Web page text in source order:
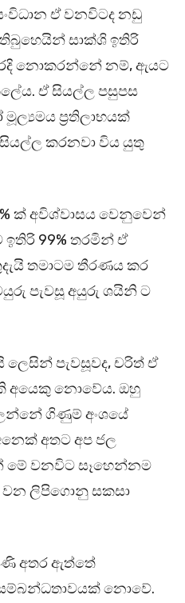
ඒ වනවිටද නඩු
තිබුහෙයින් සාක්ශි ඉතිරි
නොකරන්නේ නම්, ඇයට
ඒ සියල්ල පසුපස
ප්‍රතිලාභයක්
කරනවා විය යුතු
ක් අවිශ්වාසය වෙනුවෙන්
99% තරමින් ඒ
තමාටම තීරණය කර
පැවසූ අයුරු ශයිනි ට
පැවසූවද, චරිත් ඒ
අයෙකු නොවේය. ඔහු
ගිණුම් අංශයේ
අතට අප ජල
වනවිට සෑහෙන්නම
වන ලිපිගොනු සකසා
අතර ඇත්තේ
නොවේ.